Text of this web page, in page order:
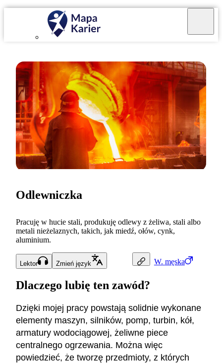
W. męska
Odlewniczka
Pracuję w hucie stali, produkuję odlewy z żeliwa, stali albo
metali nieżelaznych, takich, jak miedź, ołów, cynk,
aluminium.
Lektor Zmień język
Dlaczego lubię ten zawód?
Dzięki mojej pracy powstają solidnie wykonane
elementy maszyn, silników, pomp, turbin, kół,
armatury wodociągowej, żeliwne piece
centralnego ogrzewania. Można więc
powiedzieć, że tworzę przedmioty, z których